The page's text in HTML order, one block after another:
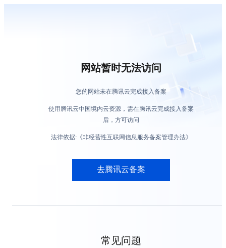
网站暂时无法访问
您的网站未在腾讯云完成接入备案
使用腾讯云中国境内云资源，需在腾讯云完成接入备案
后，方可访问
法律依据:《非经营性互联网信息服务备案管理办法》
去腾讯云备案
常见问题